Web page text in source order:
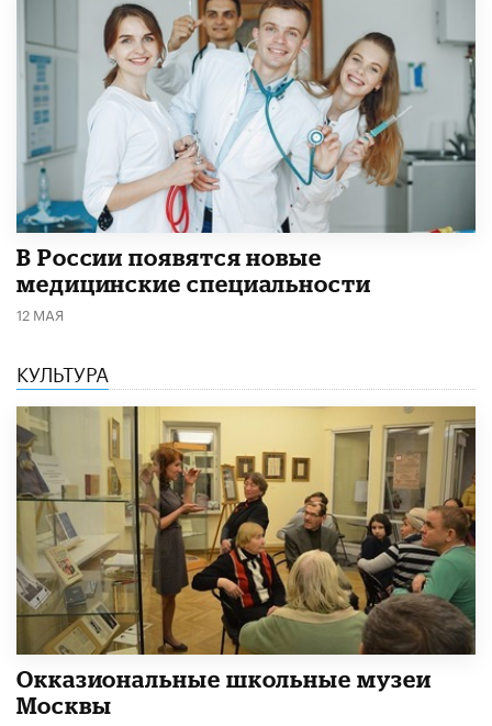
В России появятся новые
медицинские специальности
12 МАЯ
КУЛЬТУРА
​Окказиональные школьные музеи
Москвы